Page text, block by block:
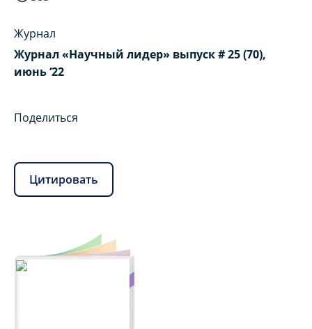
Журнал
Журнал «Научный лидер» выпуск # 25 (70),
июнь ‘22
Поделиться
Цитировать